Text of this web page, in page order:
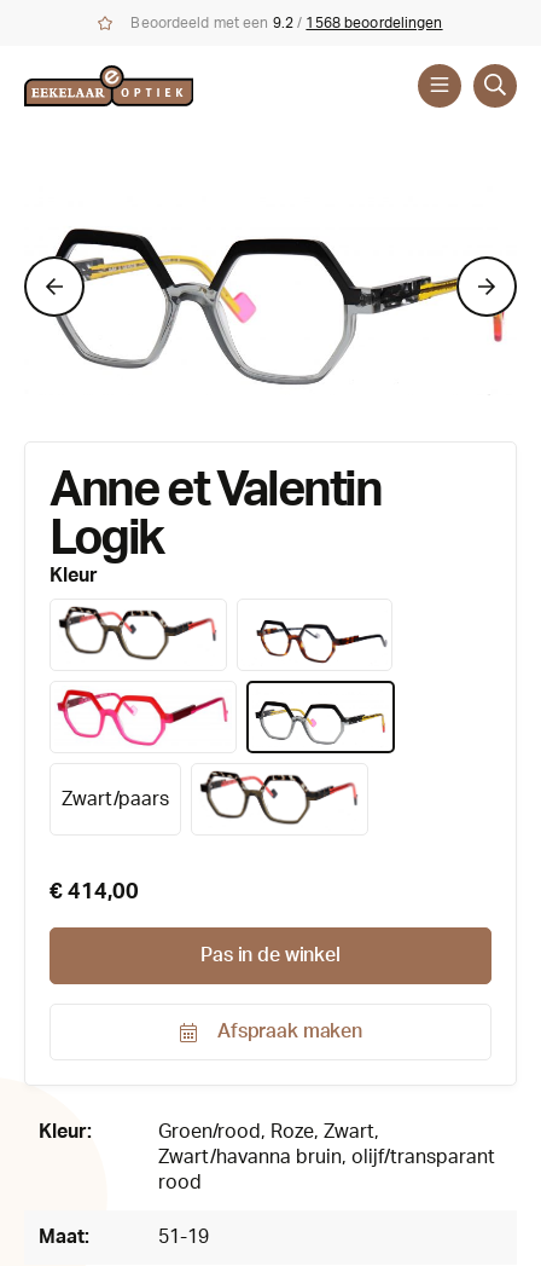
Beoordeeld met een 9.2 / 1568 beoordelingen
Anne et Valentin
Logik
Kleur
Zwart/paars
€ 414,00
Pas in de winkel
Afspraak maken
Kleur:
Groen/rood, Roze, Zwart,
Zwart/havanna bruin, olijf/transparant
rood
Maat: 51-19